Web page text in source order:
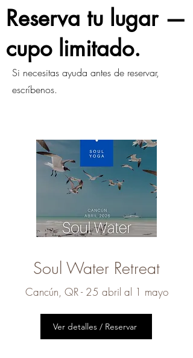
Reserva tu lugar —
cupo limitado.
Si necesitas ayuda antes de reservar,
escríbenos.
Soul Water Retreat
Cancún, QR - 25 abril al 1 mayo
Ver detalles / Reservar